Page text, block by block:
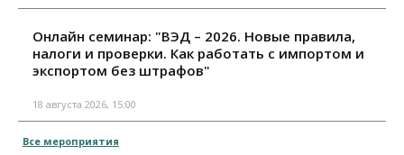
Онлайн семинар: "ВЭД – 2026. Новые правила,
налоги и проверки. Как работать с импортом и
экспортом без штрафов"
18 августа 2026, 15:00
Все мероприятия